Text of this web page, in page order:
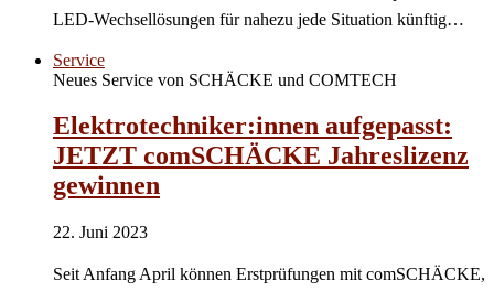
LED-Wechsellösungen für nahezu jede Situation künftig…
Service
Neues Service von SCHÄCKE und COMTECH
Elektrotechniker:innen aufgepasst:
JETZT comSCHÄCKE Jahreslizenz
gewinnen
22. Juni 2023
Seit Anfang April können Erstprüfungen mit comSCHÄCKE,